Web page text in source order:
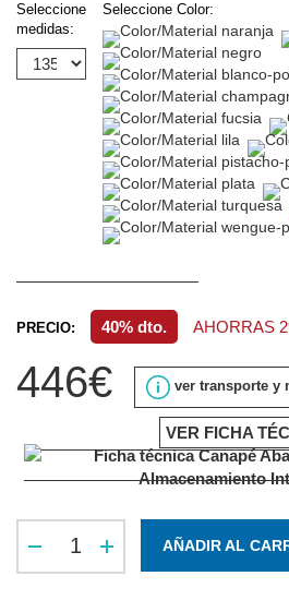
Seleccione
medidas:
Seleccione Color:
PRECIO: 40% dto. AHORRAS
446€ ver transporte y
VER FICHA
AÑADIR AL